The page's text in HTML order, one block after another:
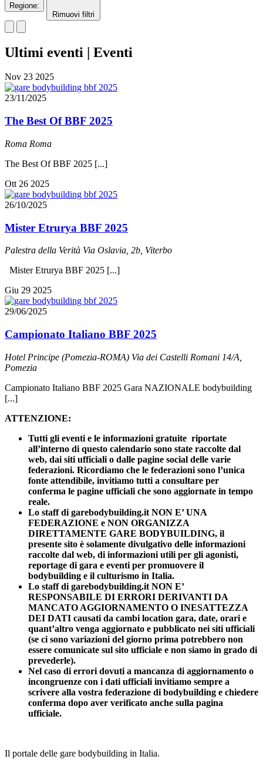
Regione:
Rimuovi filtri
Ultimi eventi | Eventi
Nov 23 2025
23/11/2025
The Best Of BBF 2025
Roma Roma
The Best Of BBF 2025 [...]
Ott 26 2025
26/10/2025
Mister Etrurya BBF 2025
Palestra della Verità Via Oslavia, 2b, Viterbo
Mister Etrurya BBF 2025 [...]
Giu 29 2025
29/06/2025
Campionato Italiano BBF 2025
Hotel Principe (Pomezia-ROMA) Via dei Castelli Romani 14/A,
Pomezia
Campionato Italiano BBF 2025 Gara NAZIONALE bodybuilding
[...]
ATTENZIONE:
Tutti gli eventi e le informazioni gratuite riportate
all’interno di questo calendario sono state raccolte dal
web, dai siti ufficiali o dalle pagine social delle varie
federazioni. Ricordiamo che le federazioni sono l’unica
fonte attendibile, invitiamo tutti a consultare per
conferma le pagine ufficiali che sono aggiornate in tempo
reale.
Lo staff di garebodybuilding.it NON E’ UNA
FEDERAZIONE e NON ORGANIZZA
DIRETTAMENTE GARE BODYBUILDING, il
presente sito è solamente divulgativo delle informazioni
raccolte dal web, di informazioni utili per gli agonisti,
reportage di gara e eventi per promuovere il
bodybuilding e il culturismo in Italia.
Lo staff di garebodybuilding.it NON E’
RESPONSABILE DI ERRORI DERIVANTI DA
MANCATO AGGIORNAMENTO O INESATTEZZA
DEI DATI causati da cambi location gara, date, orari e
quant’altro venga aggiornato e pubblicato nei siti ufficiali
(se ci sono variazioni del giorno prima potrebbero non
essere comunicate sul sito ufficiale e non siamo in grado di
prevederle).
Nel caso di errori dovuti a mancanza di aggiornamento o
incongruenze con i dati ufficiali invitiamo sempre a
scrivere alla vostra federazione di bodybuilding e chiedere
conferma dopo aver verificato anche sulla pagina
ufficiale.
Il portale delle gare bodybuilding in Italia.